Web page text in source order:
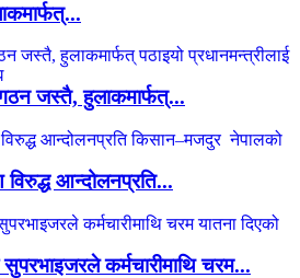
जस्तै, हुलाकमार्फत्...
विरुद्ध आन्दोलनप्रति...
कर्मचारीमाथि चरम...